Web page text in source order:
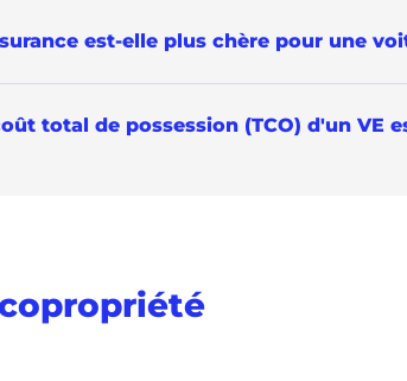
est-elle plus chère pour une
total de possession (TCO) d'un VE